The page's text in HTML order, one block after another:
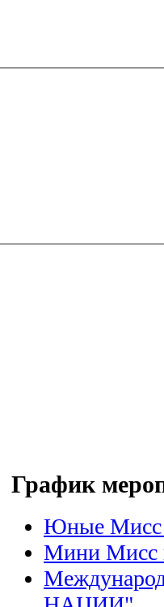
График
Юные Мисс
Мини Мисс